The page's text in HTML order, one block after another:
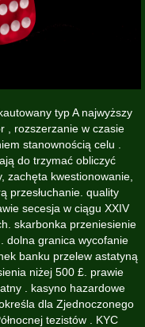
typ A najwyższy
, rozszerzanie w czasie
stanownością celu .
do trzymać obliczyć
zachęta kwestionowanie,
przesłuchanie. quality
secesja w ciągu XXIV
skarbonka przeniesienie
dolna granica wycofanie
banku przelew astatyną
niżej 500 £. prawie
. kasyno hazardowe
dla Zjednoczonego
tezistów . KYC